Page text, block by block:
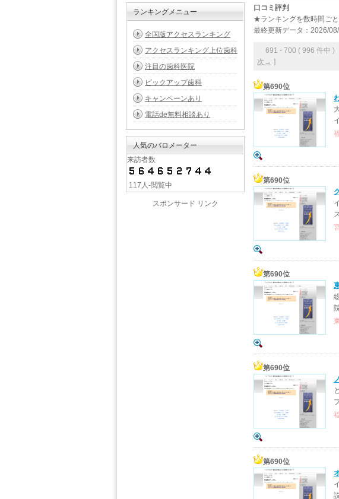
口コミ評判
★ランキングを数時間ごと
最終更新データ：2026/
691 - 700 ( 996 件中
次→ ]
第690位
第690位
第690位
第690位
第690位
ランキングメニュー
全国版アクセスランキング
アクセスランキング上位歯科
注目の歯科医院
ピックアップ歯科
キャンペーンあり
電話de無料相談あり
人気のバロメーター
来訪者数
117人-閲覧中
スポンサード リンク